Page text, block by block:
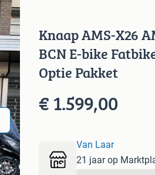
Knaap AMS-X26
BCN E-bike
Optie Pakket
€ 1.599,00
Van Laar
21 jaar op